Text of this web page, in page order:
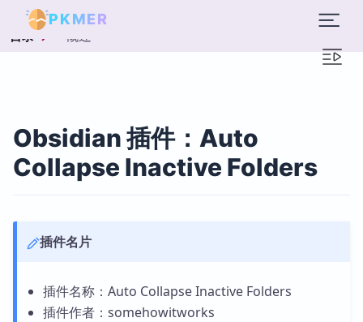
PKMER
目录 概述
Obsidian 插件：Auto
Collapse Inactive Folders
插件名片
插件名称：Auto Collapse Inactive Folders
插件作者：somehowitworks